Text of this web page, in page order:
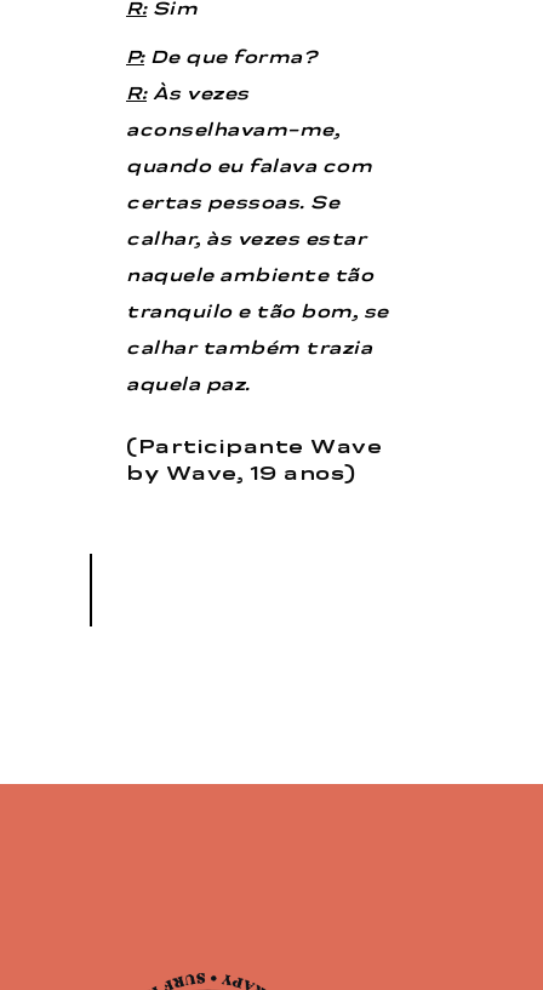
R:Sim
P:De que forma?
R:Às vezes
aconselhavam-me,
quando eu falava com
certas pessoas. Se
calhar, às vezes estar
naquele ambiente tão
tranquilo e tão bom, se
calhar também trazia
aquela paz.
(Participante Wave
by Wave, 19 anos)